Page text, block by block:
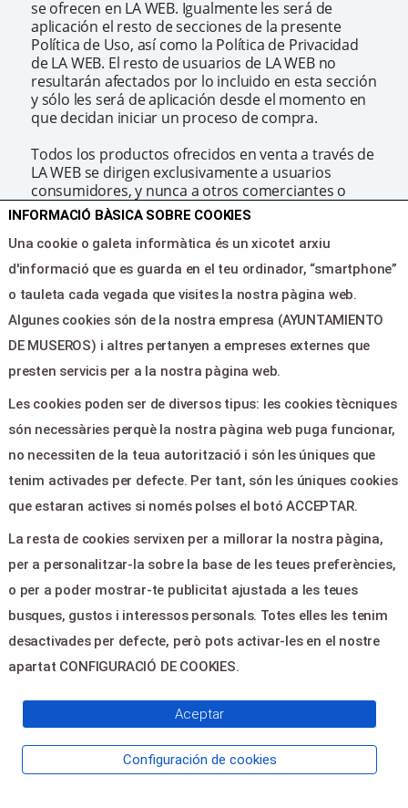
se ofrecen en LA WEB. Igualmente les será de
aplicación el resto de secciones de la presente
Política de Uso, así como la Política de Privacidad
de LA WEB. El resto de usuarios de LA WEB no
resultarán afectados por lo incluido en esta sección
y sólo les será de aplicación desde el momento en
que decidan iniciar un proceso de compra.
Todos los productos ofrecidos en venta a través de
LA WEB se dirigen exclusivamente a usuarios
consumidores, y nunca a otros comerciantes o
vendedores. Los que eventualmente realicen
profesionales, serán tratados igualmente como
consumidores a la hora de formalizar una compra
a través de este sitio, si no asumen esta condición
deberán abstenerse de realizar operaciones de
compra en LA WEB.
AYUNTAMIENTO DE MUSEROS informará en todo
momento a través de LA WEB del precio de cada
compra Los precios de los artículos incluirán
normalmente el IVA aplicable así como los gastos
de intermediación cobrados por SERVIENTRADAS.
Cuando formalizas tu compra de la manera que te
hemos indicado, estás aceptando las Condiciones
de Compra, la Política de Privacidad y todos los
contenidos de la Web. Recuerda que te podemos
resolver dudas o ayudar en
soporte@servientradas.com, o en los teléfonos
que aparecen en nuestra sección de CONTACTO.
Cómo puedo comprar mi entrada
Puedes comprar tus entradas a través de Internet
o en los Puntos de Venta indicados por el
INFORMACIÓ BÀSICA SOBRE COOKIES
Una cookie o galeta informàtica és un xicotet arxiu
d'informació que es guarda en el teu ordinador, “smartphone”
o tauleta cada vegada que visites la nostra pàgina web.
Algunes cookies són de la nostra empresa (AYUNTAMIENTO
DE MUSEROS) i altres pertanyen a empreses externes que
presten servicis per a la nostra pàgina web.
Les cookies poden ser de diversos tipus: les cookies tècniques
són necessàries perquè la nostra pàgina web puga funcionar,
no necessiten de la teua autorització i són les úniques que
tenim activades per defecte. Per tant, són les úniques cookies
que estaran actives si només polses el botó ACCEPTAR.
La resta de cookies servixen per a millorar la nostra pàgina,
per a personalitzar-la sobre la base de les teues preferències,
o per a poder mostrar-te publicitat ajustada a les teues
busques, gustos i interessos personals. Totes elles les tenim
desactivades per defecte, però pots activar-les en el nostre
apartat CONFIGURACIÓ DE COOKIES.
Aceptar
Configuración de cookies